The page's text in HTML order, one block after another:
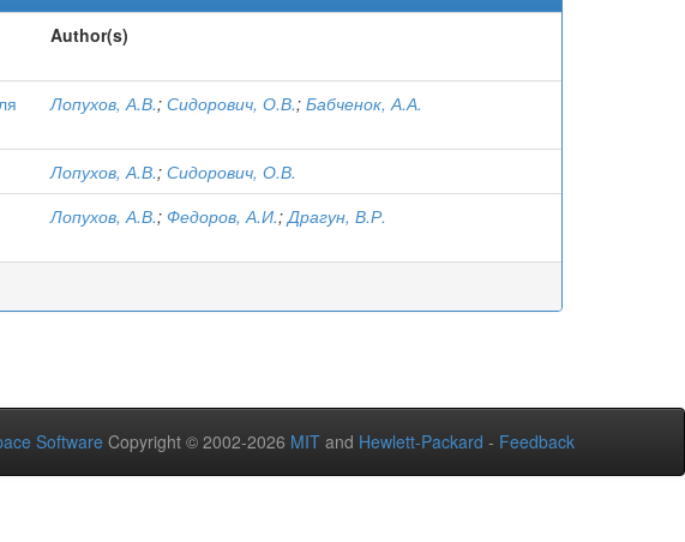
Author(s)
Лопухов, А.В.; Сидорович, О.В.; Бабченок, А.А.
Лопухов, А.В.; Сидорович, О.В.
Лопухов, А.В.; Федоров, А.И.;Драгун, В.Р.
Software Copyright © 2002-2026 MIT and Hewlett-Packard - Feedback